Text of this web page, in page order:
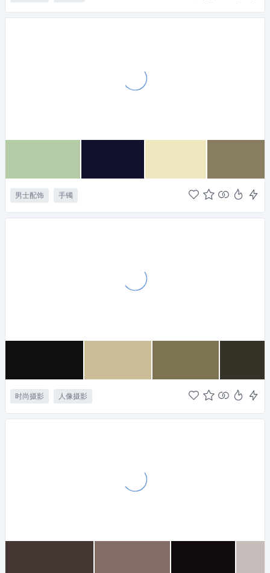
男士配饰 手镯
时尚摄影 人像摄影